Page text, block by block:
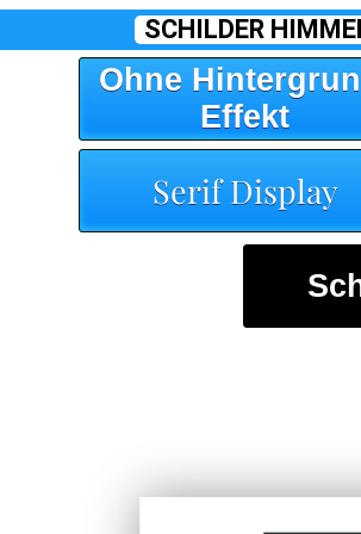
SCHILDER
Ohne
Effekt
Serif Display